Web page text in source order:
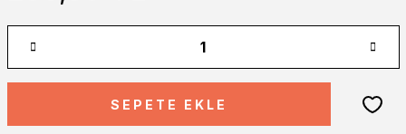
SEPETE EKLE